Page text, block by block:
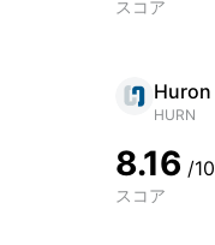
スコア
HURN
8.16 /10
スコア